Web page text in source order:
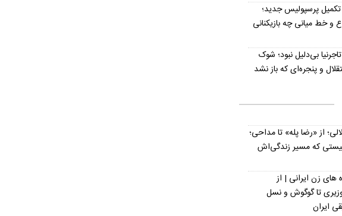
پرسپولیس جدید؛
و خط میانی چه بازیکنانی
بی‌دلیل نبود؛ شوک
و پنجره‌ای که باز نشد
از «رضا پله» تا مداحی؛
که مسیر زندگی‌اش
های زن ایرانی | از
تا گوگوش و نسل
ایران